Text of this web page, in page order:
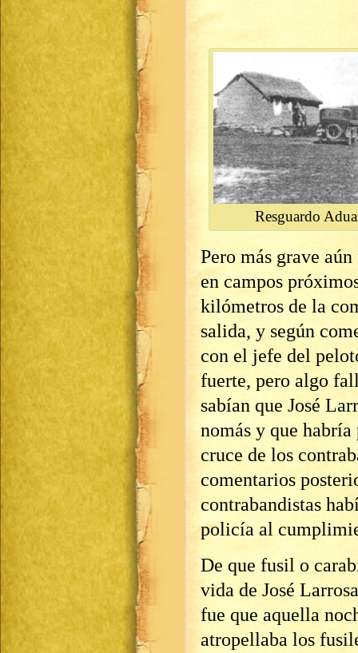
Resguardo
Pero más grave
en campos
kilómetros de la
salida, y según
con el jefe del
fuerte, pero algo
sabían que José
nomás y que
cruce de los
comentarios
contrabandistas
policía al
De que fusil o
vida de José
fue que aquella
atropellaba los